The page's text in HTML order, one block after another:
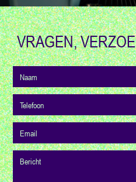
VRAGEN,